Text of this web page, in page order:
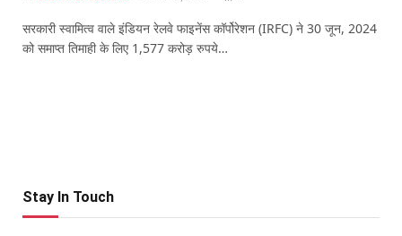
सरकारी स्वामित्व वाले इंडियन रेलवे फाइनेंस कॉर्पोरेशन (IRFC) ने 30 जून, 2024
को समाप्त तिमाही के लिए 1,577 करोड़ रुपये…
Stay In Touch